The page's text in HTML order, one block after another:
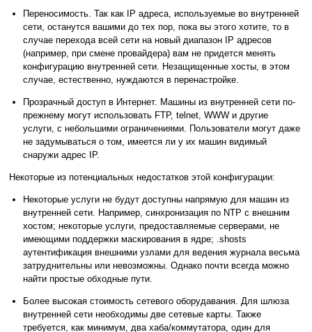
Переносимость. Так как IP адреса, используемые во внутренней
сети, останутся вашими до тех пор, пока вы этого хотите, то в
случае перехода всей сети на новый диапазон IP адресов
(например, при смене провайдера) вам не придется менять
конфигурацию внутренней сети. Незащищенные хосты, в этом
случае, естественно, нуждаются в перенастройке.
Прозрачный доступ в Интернет. Машины из внутренней сети по-
прежнему могут использовать FTP, telnet, WWW и другие
услуги, с небольшими ограничениями. Пользователи могут даже
не задумываться о том, имеется ли у их машин видимый
снаружи адрес IP.
Некоторые из потенциальных недостатков этой конфигурации:
Некоторые услуги не будут доступны напрямую для машин из
внутренней сети. Например, синхронизация по NTP с внешним
хостом; некоторые услуги, предоставляемые серверами, не
имеющими поддержки маскирования в ядре; .shosts
аутентификация внешними узлами для ведения журнала весьма
затруднительны или невозможны. Однако почти всегда можно
найти простые обходные пути.
Более высокая стоимость сетевого оборудавания. Для шлюза
внутренней сети необходимы две сетевые карты. Также
требуется, как минимум, два хаба/коммутатора, один для